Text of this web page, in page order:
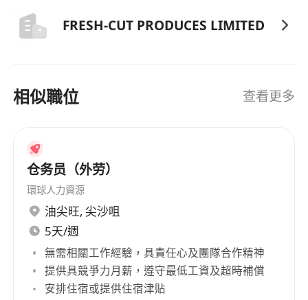
FRESH-CUT PRODUCES LIMITED
相似職位 查看更多
仓务员（外劳）
環球人力資源
油尖旺, 尖沙咀
5天/週
無需相關工作經驗，具責任心及團隊合作精神
提供具競爭力月薪，遵守最低工資及超時補償
安排住宿或提供住宿津貼